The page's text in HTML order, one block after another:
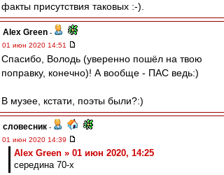
факты присутствия таковых :-).
Alex Green -
01 июн 2020 14:51
Спасибо, Володь (уверенно пошёл на твою
поправку, конечно)! А вообще - ПАС ведь:)
В музее, кстати, поэты были?:)
словесник -
01 июн 2020 14:39
Alex Green » 01 июн 2020, 14:25
середина 70-х